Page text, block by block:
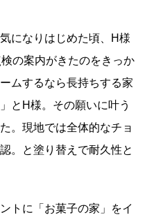
になりはじめた頃、H様
の案内がきたのをきっか
ムするなら長持ちする家
とH様。その願いに叶う
。現地では全体的なチョ
。と塗り替えで耐久性と
トに「お菓子の家」をイ